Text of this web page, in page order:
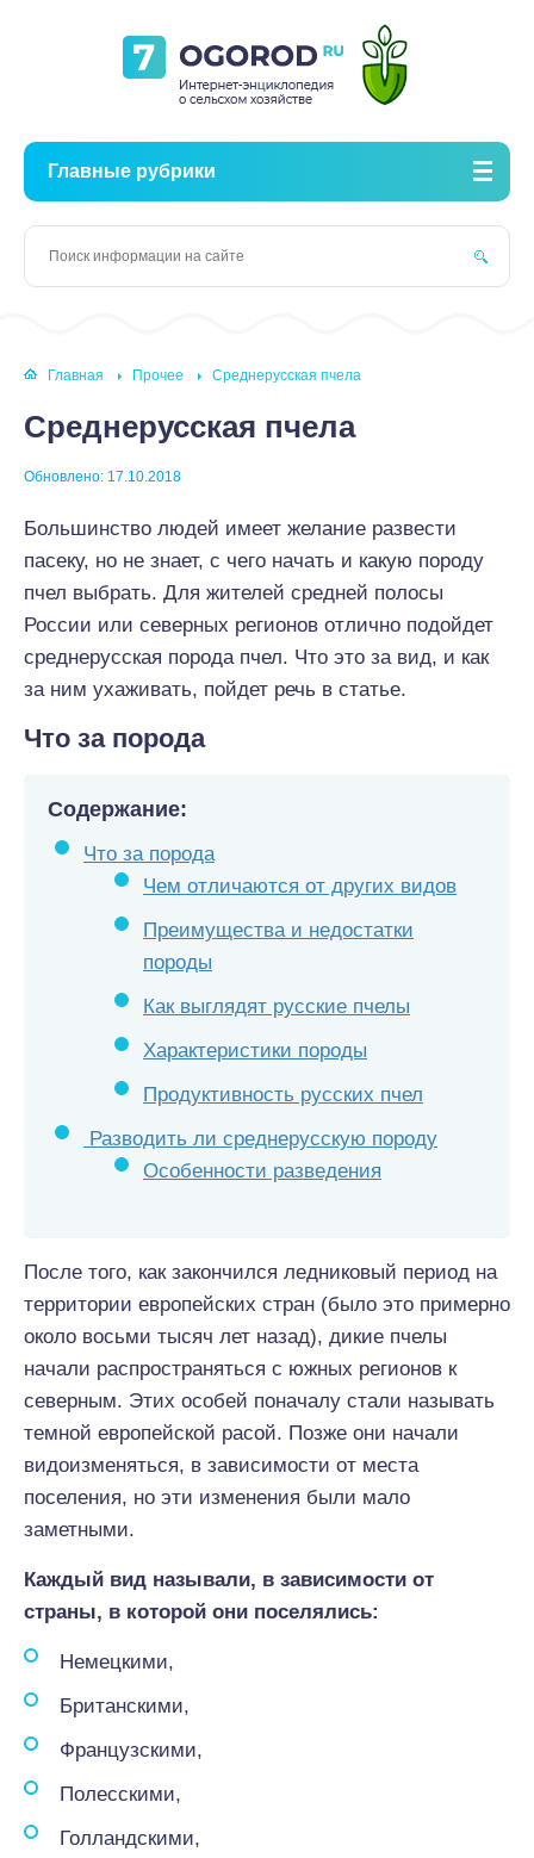
Главные рубрики
Главная Прочее Среднерусская пчела
Среднерусская пчела
Обновлено: 17.10.2018
Большинство людей имеет желание развести
пасеку, но не знает, с чего начать и какую породу
пчел выбрать. Для жителей средней полосы
России или северных регионов отлично подойдет
среднерусская порода пчел. Что это за вид, и как
за ним ухаживать, пойдет речь в статье.
Что за порода
Содержание:
Что за порода
Чем отличаются от других видов
Преимущества и недостатки
породы
Как выглядят русские пчелы
Характеристики породы
Продуктивность русских пчел
Разводить ли среднерусскую породу
Особенности разведения
После того, как закончился ледниковый период на
территории европейских стран (было это примерно
около восьми тысяч лет назад), дикие пчелы
начали распространяться с южных регионов к
северным. Этих особей поначалу стали называть
темной европейской расой. Позже они начали
видоизменяться, в зависимости от места
поселения, но эти изменения были мало
заметными.
Каждый вид называли, в зависимости от
страны, в которой они поселялись:
Немецкими,
Британскими,
Французскими,
Полесскими,
Голландскими,